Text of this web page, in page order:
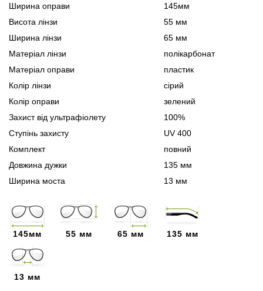
Ширина оправи
145мм
Висота лінзи
55 мм
Ширина лінзи
65 мм
Матеріал лінзи
полікарбонат
Матеріал оправи
пластик
Колір лінзи
сірий
Колір оправи
зелений
Захист від ультрафіолету
100%
Ступінь захисту
UV 400
Комплект
повний
Довжина дужки
135 мм
Ширина моста
13 мм
145мм 55 мм 65 мм 135 мм
13 мм